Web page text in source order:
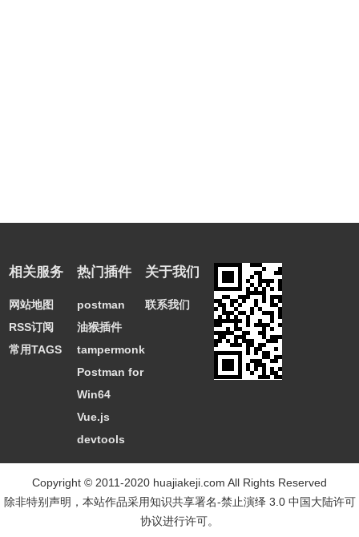
相关服务
网站地图
RSS订阅
常用TAGS
热门插件
postman
油猴插件
tampermonkey
Postman for
Win64
Vue.js
devtools
关于我们
联系我们
Copyright © 2011-2020 huajiakeji.com All Rights Reserved
除非特别声明，本站作品采用知识共享署名-禁止演绎 3.0 中国大陆许可
协议进行许可。